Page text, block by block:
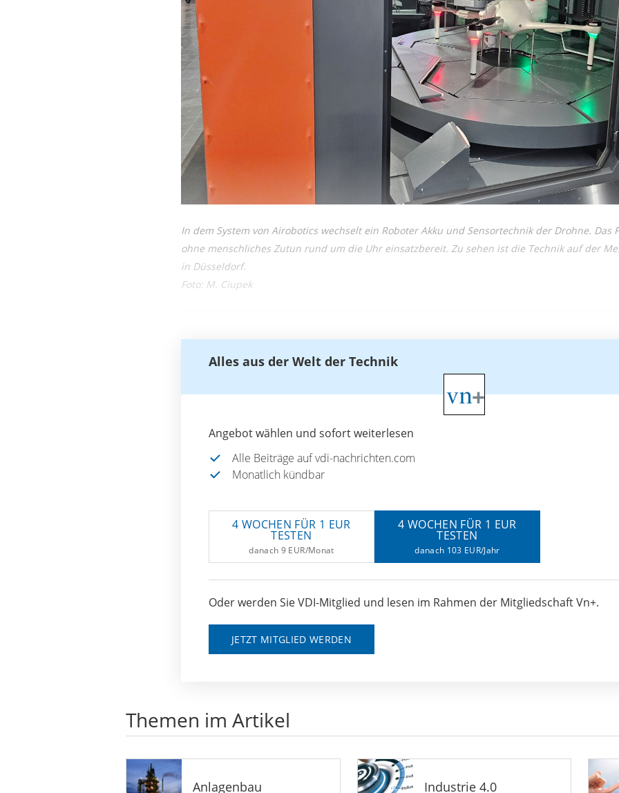
In dem System von Airobotics wechselt ein Roboter Akku und Sensortechnik der Drohne. Das
ohne menschliches Zutun rund um die Uhr einsatzbereit. Zu sehen ist die Technik auf der
in Düsseldorf.
Foto: M. Ciupek
Alles aus der Welt der Technik
Angebot wählen und sofort weiterlesen
Alle Beiträge auf vdi-nachrichten.com
Monatlich kündbar
4 WOCHEN FÜR 1 EUR
TESTEN
danach 9 EUR/Monat
4 WOCHEN FÜR 1 EUR
TESTEN
danach 103 EUR/Jahr
Oder werden Sie VDI-Mitglied und lesen im Rahmen der Mitgliedschaft Vn+.
JETZT MITGLIED WERDEN
Themen im Artikel
Anlagenbau Industrie 4.0